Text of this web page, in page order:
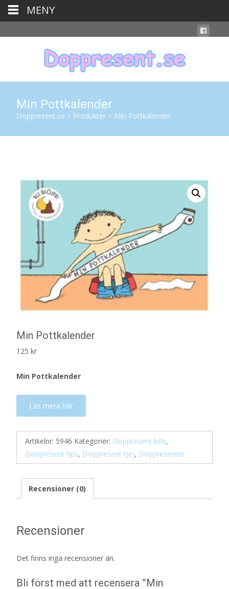
Min Pottkalender
Doppresent.se > Produkter > Min Pottkalender
Min Pottkalender
125 kr
Min Pottkalender
Läs mera här
Artikelnr: 5946 Kategorier: Doppresent kille,
Doppresent tips, Doppresent tjej, Doppresenter
Recensioner (0)
Recensioner
Det finns inga recensioner än.
Bli först med att recensera ”Min
MENY